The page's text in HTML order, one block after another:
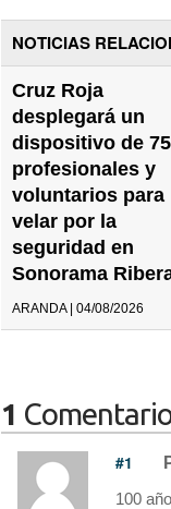
NOTICIAS
Cruz Roja
desplegará un
dispositivo de 75
profesionales y
voluntarios para
velar por la
seguridad en
Sonorama
ARANDA | 04/08/2026
1
#1
100